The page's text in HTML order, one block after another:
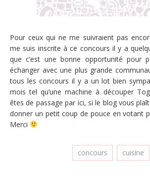
Pour ceux qui ne me suivraient pas
me suis inscrite à ce concours il y a
que c’est une bonne opportunité pour
échanger avec une plus grande
tous les concours il y a un lot bien
mois tel qu’une machine à découper
êtes de passage par ici, si le blog vous
donner un petit coup de pouce en votant
Merci
concours cuisine